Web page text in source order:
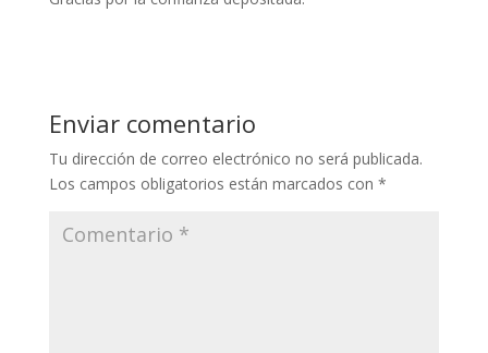
Enviar comentario
Tu dirección de correo electrónico no será publicada.
Los campos obligatorios están marcados con *